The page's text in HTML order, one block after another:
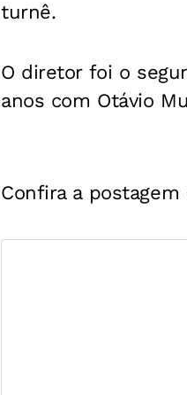
turnê.
O diretor foi o
anos com Otávio
Confira a